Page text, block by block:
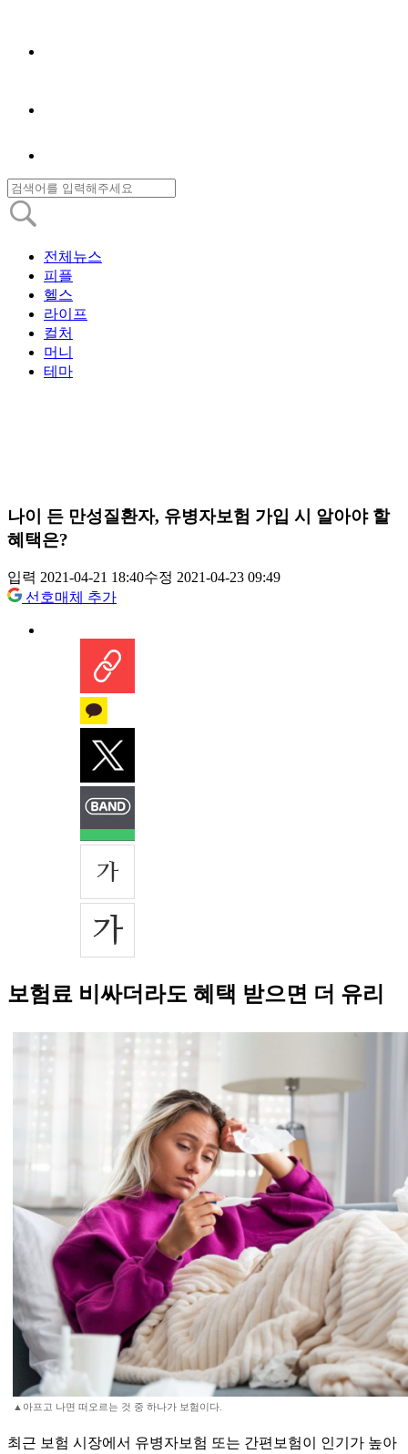
전체뉴스
피플
헬스
라이프
컬처
머니
테마
나이 든 만성질환자, 유병자보험 가입 시 알아야 할
혜택은?
입력 2021-04-21 18:40수정 2021-04-23 09:49
선호매체 추가
보험료 비싸더라도 혜택 받으면 더 유리
▲아프고 나면 떠오르는 것 중 하나가 보험이다.
최근 보험 시장에서 유병자보험 또는 간편보험이 인기가 높아